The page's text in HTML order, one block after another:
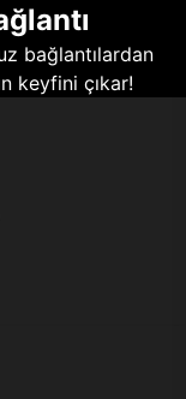
bağlantılardan
keyfini çıkar!